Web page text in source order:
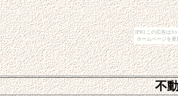
[PR] この広告は3
ホームページを更
不